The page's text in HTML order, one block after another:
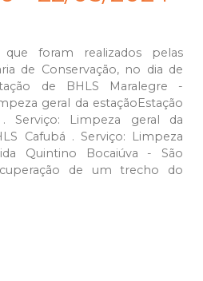
foram realizados pelas
de Conservação, no dia de
de BHLS Maralegre -
geral da estaçãoEstação
Serviço: Limpeza geral da
Cafubá . Serviço: Limpeza
Quintino Bocaiúva - São
de um trecho do